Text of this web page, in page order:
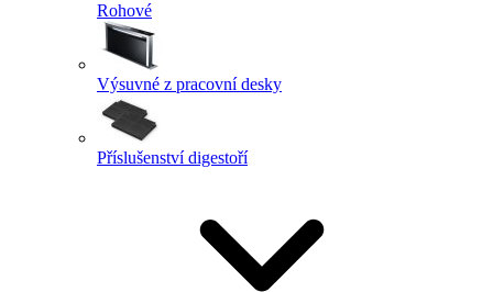
Rohové
Výsuvné z pracovní desky
Příslušenství digestoří